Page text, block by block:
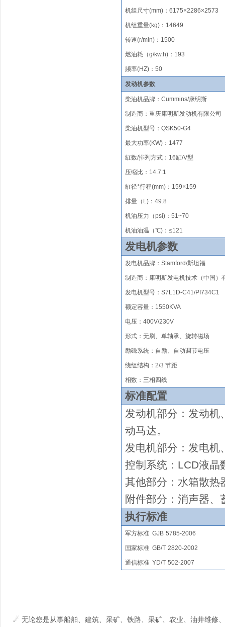
机组尺寸(mm) ：6175×2286×2573
机组重量(kg) ： 14649
转速(r/min) ： 1500
燃油耗（g/kw.h) ： 193
频率(HZ) ：50
发动机参数
柴油机品牌 ：Cummins/康明斯
制造商 ：重庆康明斯发动机有限公司
柴油机型号 ：QSK50-G4
最大功率(KW)：1477
缸数/排列方式 ： 16缸/V型
压缩比 ： 14.7:1
缸径*行程(mm) ： 159×159
排量（ L) ：49.8
机油压力（psi)：51~70
机油油温（℃)：≤121
发电机参数
发电机品牌 ：Stamford/斯坦福
制造商：康明斯发电机技术（中国）
发电机型号：S7L1D-C41/PI734C1
额定容量：1550KVA
电压：400V/230V
形式 ：无刷 、单轴承、旋转磁场
励磁系统 ： 自励、自动调节电压
绕组结构 ：2/3 节距
相数：三相四线
标准配置
发动机部分：发动机
动马达。
发电机部分：发电机
控制系统： LCD液晶
其他部分：水箱散热
附件部分：消声器、
执行标准
军方标准GJB 5785-2006
国家标准 GB/T 2820-2002
通信标准 YD/T 502-2007
☄ 无论您是从事船舶、建筑、采矿、铁路、采矿、农业、油井维修